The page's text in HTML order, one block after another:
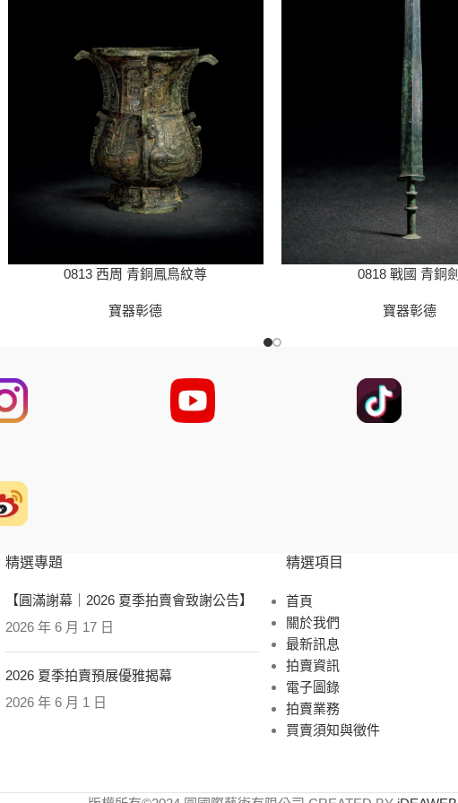
0813 西周 青銅鳳鳥紋尊
寶器彰德
0818 戰國 青銅劍
寶器彰德
精選專題
【圓滿謝幕｜2026 夏季拍賣會致謝公告】
2026 年 6 月 17 日
2026 夏季拍賣預展優雅揭幕
2026 年 6 月 1 日
精選項目
首頁
關於我們
最新訊息
拍賣資訊
電子圖錄
拍賣業務
買賣須知與徵件